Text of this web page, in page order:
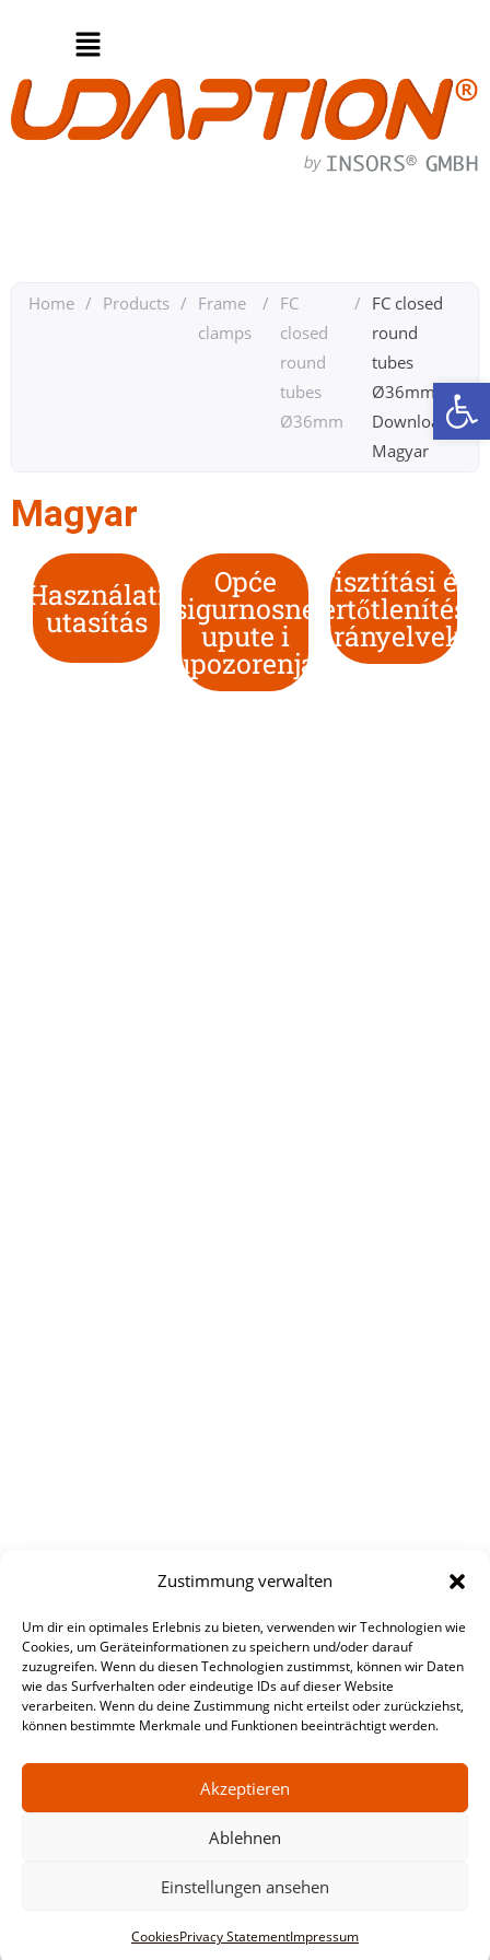
Zustimmung verwalten
Um dir ein optimales Erlebnis zu bieten, verwenden wir Technologien wie
Cookies, um Geräteinformationen zu speichern und/oder darauf
zuzugreifen. Wenn du diesen Technologien zustimmst, können wir Daten
wie das Surfverhalten oder eindeutige IDs auf dieser Website
verarbeiten. Wenn du deine Zustimmung nicht erteilst oder zurückziehst,
können bestimmte Merkmale und Funktionen beeinträchtigt werden.
Akzeptieren
Ablehnen
Einstellungen ansehen
CookiesPrivacy StatementImpressum
Home / Products / Frame
clamps
/ FC
closed
round
tubes
Ø36mm
/ FC closed
round
tubes
Ø36mm
Downloads
Magyar​
Magyar
Használati
utasítás
Opće
sigurnosne
upute i
upozorenja
Tisztítási és
fertőtlenítési
irányelvek